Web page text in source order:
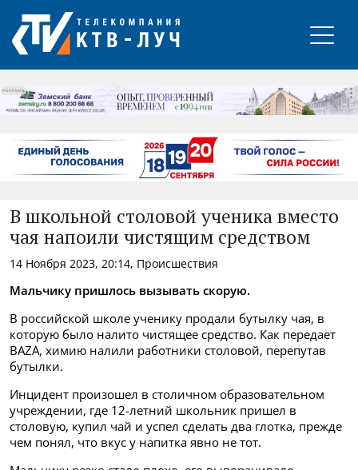
РЕКЛАМА
В школьной столовой ученика вместо
чая напоили чистящим средством
14 Ноября 2023, 20:14, Происшествия
Мальчику пришлось вызывать скорую.
В российской школе ученику продали бутылку чая, в
которую было налито чистящее средство. Как передает
BAZA, химию налили работники столовой, перепутав
бутылки.
Инцидент произошел в столичном образовательном
учреждении, где 12-летний школьник пришел в
столовую, купил чай и успел сделать два глотка, прежде
чем понял, что вкус у напитка явно не тот.